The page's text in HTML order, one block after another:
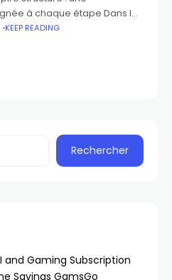
à chaque étape Dans le
chaque projet
KEEP READING
Rechercher
and Gaming Subscription
Savings GamsGo